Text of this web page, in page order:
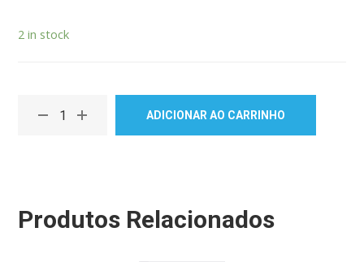
2 in stock
ADICIONAR AO CARRINHO
Produtos Relacionados